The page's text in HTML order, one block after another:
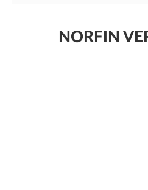
NORFIN